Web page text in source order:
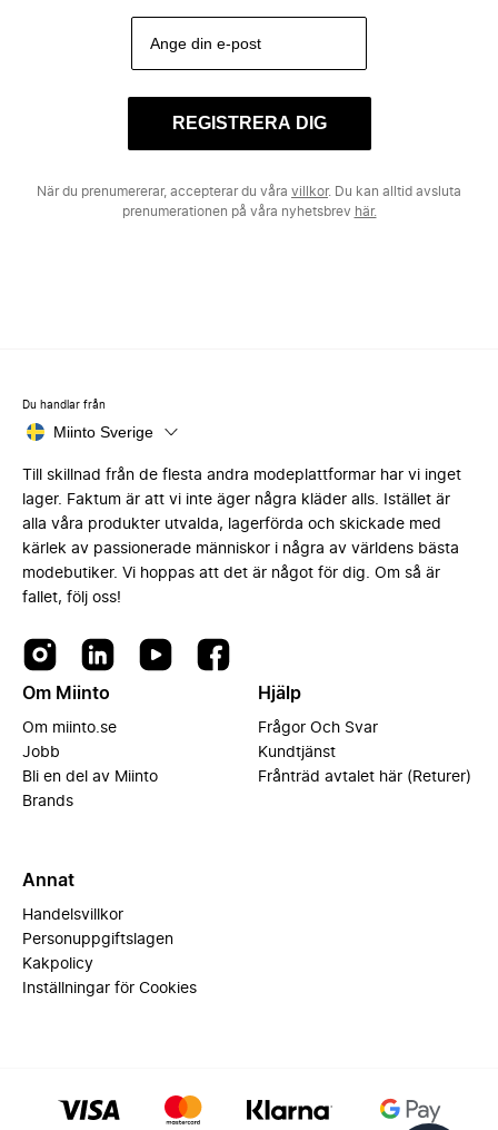
REGISTRERA DIG
När du prenumererar, accepterar du våra villkor. Du kan alltid avsluta
prenumerationen på våra nyhetsbrev här.
Du handlar från
Miinto Sverige
Till skillnad från de flesta andra modeplattformar har vi inget
lager. Faktum är att vi inte äger några kläder alls. Istället är
alla våra produkter utvalda, lagerförda och skickade med
kärlek av passionerade människor i några av världens bästa
modebutiker. Vi hoppas att det är något för dig. Om så är
fallet, följ oss!
Om Miinto
Om miinto.se
Jobb
Bli en del av Miinto
Brands
Hjälp
Frågor Och Svar
Kundtjänst
Frånträd avtalet här (Returer)
Annat
Handelsvillkor
Personuppgiftslagen
Kakpolicy
Inställningar för Cookies